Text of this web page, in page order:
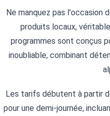
Ne manquez pas l'occasion
produits locaux,
programmes sont conçus
inoubliable, combinant
Les tarifs débutent à partir
pour une demi-journée,